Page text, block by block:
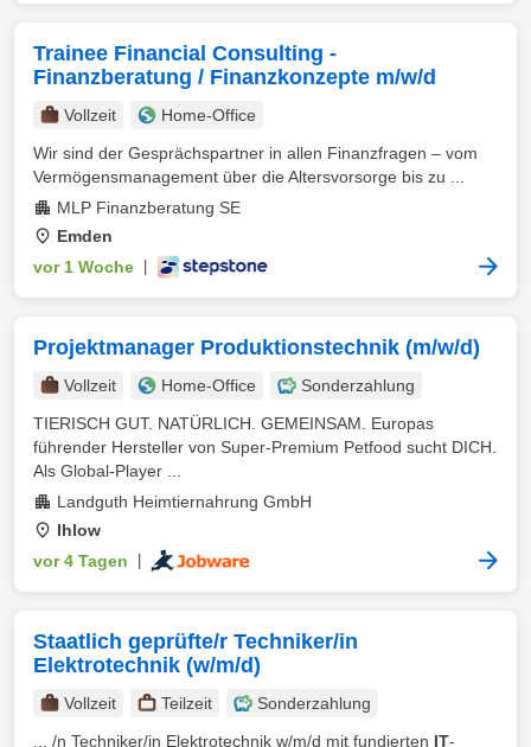
Trainee Financial Consulting -
Finanzberatung / Finanzkonzepte m/w/d
Vollzeit
Home-Office
Wir sind der Gesprächspartner in allen Finanzfragen – vom
Vermögensmanagement über die Altersvorsorge bis zu ...
MLP Finanzberatung SE
Emden
vor 1 Woche
Projektmanager Produktionstechnik (m/w/d)
Vollzeit Home-Office
Sonderzahlung
TIERISCH GUT. NATÜRLICH. GEMEINSAM. Europas
führender Hersteller von Super-Premium Petfood sucht DICH.
Als Global-Player ...
Landguth Heimtiernahrung GmbH
Ihlow
vor 4 Tagen
Staatlich geprüfte/r Techniker/in
Elektrotechnik (w/m/d)
Vollzeit Teilzeit
Sonderzahlung
... /n Techniker/in Elektrotechnik w/m/d mit fundierten IT-